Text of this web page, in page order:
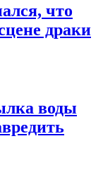
что
драки
воды